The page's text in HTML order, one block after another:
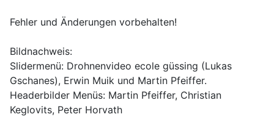
Fehler und Änderungen vorbehalten!
Bildnachweis:
Slidermenü: Drohnenvideo ecole güssing (Lukas
Gschanes), Erwin Muik und Martin Pfeiffer.
Headerbilder Menüs: Martin Pfeiffer, Christian
Keglovits, Peter Horvath